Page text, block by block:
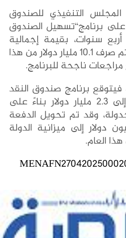
المجلس التنفيذي للصندوق
وافق في مارس 2023 على برنامج“تسهيل الصندوق
أربع سنوات، بقيمة إجمالية
بلغت 15.5 مليار دولار، وتم صرف 10.1 مليار دولار من هذا
ناجحة للبرنامج.
بالنسبة لعام 2025، فيتوقع برنامج صندوق النقد
الدولي صرف ما يصل إلى 2.3 مليار دولار بناءً على
وقد تم تحويل الدفعة
البالغة 400 مليون دولار إلى ميزانية الدولة
العام.